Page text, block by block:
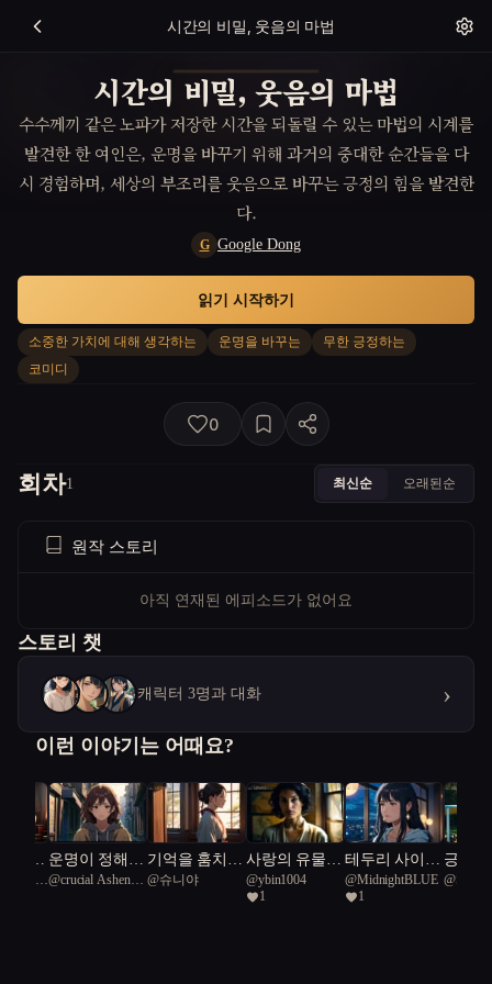
시간의 비밀, 웃음의 마법
시간의 비밀, 웃음의 마법
수수께끼 같은 노파가 저장한 시간을 되돌릴 수 있는 마법의 시계를
발견한 한 여인은, 운명을 바꾸기 위해 과거의 중대한 순간들을 다
시 경험하며, 세상의 부조리를 웃음으로 바꾸는 긍정의 힘을 발견한
다.
G Google Dong
소중한 가치에 대해 생각하는 운명을 바꾸는
무한 긍정하는
코미디
읽기 시작하기
0
회차1 최신순 오래된순
원작 스토리
아직 연재된 에피소드가 없어요
스토리 챗
캐릭터 3명과 대화 ›
이런 이야기는 어때요?
상처
운명이 정해진
도시에서 혼자
@crucial Ashen-
기억을 훔치는
소녀와 한옥
@슈니야
사랑의 유물,
시간을 잇다
@ybin1004
1
테두리 사이의
용서
@MidnightBLUE
1
긍정
맨
@Single